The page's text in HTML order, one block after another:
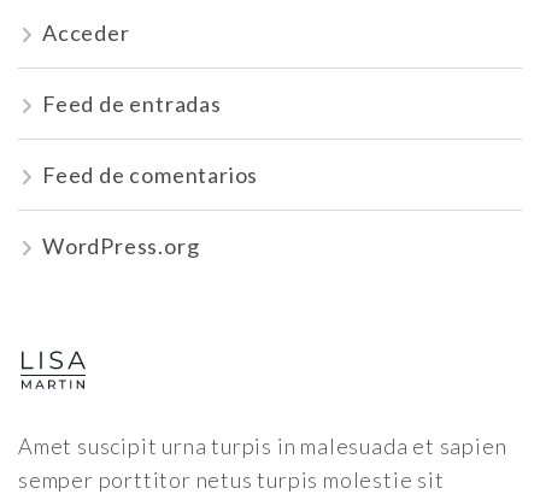
Acceder
Feed de entradas
Feed de comentarios
WordPress.org
Amet suscipit urna turpis in malesuada et sapien
semper porttitor netus turpis molestie sit